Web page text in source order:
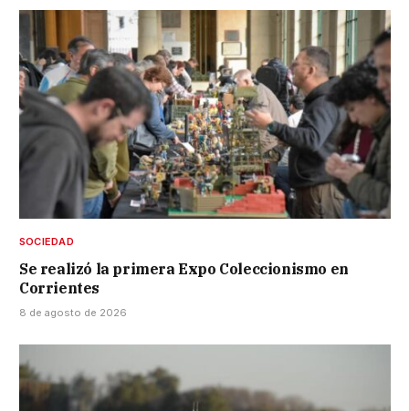
SOCIEDAD
Se realizó la primera Expo Coleccionismo en
Corrientes
8 de agosto de 2026